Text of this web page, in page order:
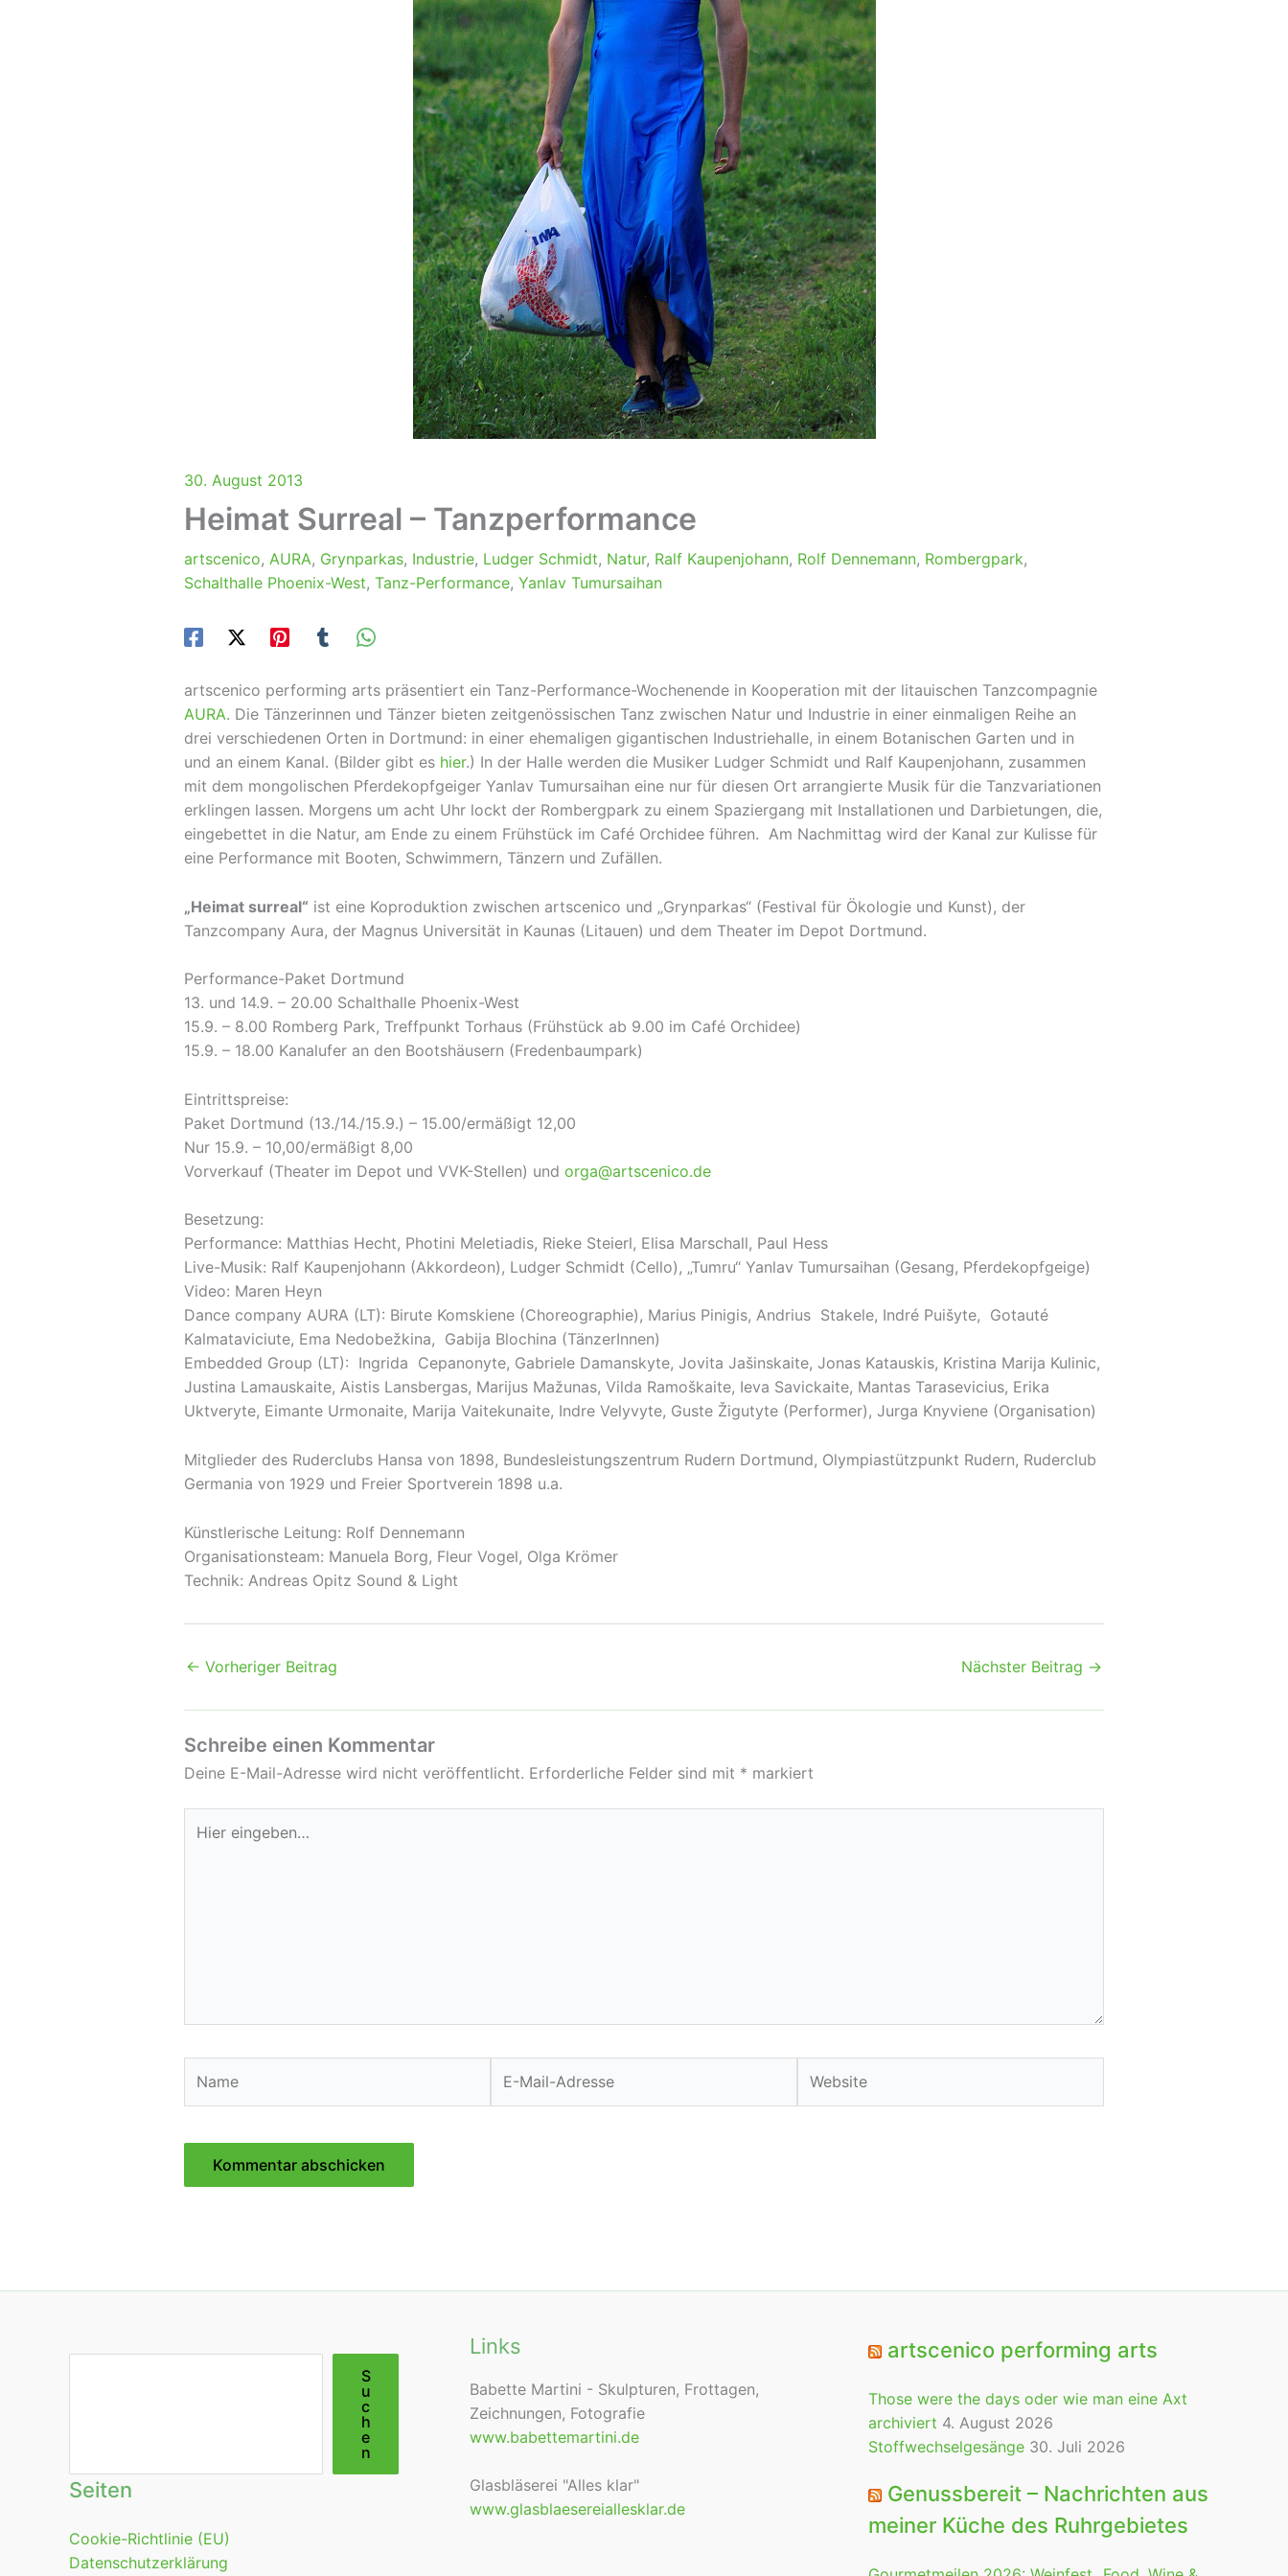
30. August 2013
Heimat Surreal – Tanzperformance
artscenico, AURA, Grynparkas, Industrie, Ludger Schmidt, Natur, Ralf Kaupenjohann, Rolf Dennemann, Rombergpark,
Schalthalle Phoenix-West, Tanz-Performance, Yanlav Tumursaihan
artscenico performing arts präsentiert ein Tanz-Performance-Wochenende in Kooperation mit der litauischen Tanzcompagnie
AURA. Die Tänzerinnen und Tänzer bieten zeitgenössischen Tanz zwischen Natur und Industrie in einer einmaligen Reihe an
drei verschiedenen Orten in Dortmund: in einer ehemaligen gigantischen Industriehalle, in einem Botanischen Garten und in
und an einem Kanal. (Bilder gibt es hier.) In der Halle werden die Musiker Ludger Schmidt und Ralf Kaupenjohann, zusammen
mit dem mongolischen Pferdekopfgeiger Yanlav Tumursaihan eine nur für diesen Ort arrangierte Musik für die Tanzvariationen
erklingen lassen. Morgens um acht Uhr lockt der Rombergpark zu einem Spaziergang mit Installationen und Darbietungen, die,
eingebettet in die Natur, am Ende zu einem Frühstück im Café Orchidee führen. Am Nachmittag wird der Kanal zur Kulisse für
eine Performance mit Booten, Schwimmern, Tänzern und Zufällen.
„Heimat surreal“ ist eine Koproduktion zwischen artscenico und „Grynparkas“ (Festival für Ökologie und Kunst), der
Tanzcompany Aura, der Magnus Universität in Kaunas (Litauen) und dem Theater im Depot Dortmund.
Performance-Paket Dortmund
13. und 14.9. – 20.00 Schalthalle Phoenix-West
15.9. – 8.00 Romberg Park, Treffpunkt Torhaus (Frühstück ab 9.00 im Café Orchidee)
15.9. – 18.00 Kanalufer an den Bootshäusern (Fredenbaumpark)
Eintrittspreise:
Paket Dortmund (13./14./15.9.) – 15.00/ermäßigt 12,00
Nur 15.9. – 10,00/ermäßigt 8,00
Vorverkauf (Theater im Depot und VVK-Stellen) und orga@artscenico.de
Besetzung:
Performance: Matthias Hecht, Photini Meletiadis, Rieke Steierl, Elisa Marschall, Paul Hess
Live-Musik: Ralf Kaupenjohann (Akkordeon), Ludger Schmidt (Cello), „Tumru“ Yanlav Tumursaihan (Gesang, Pferdekopfgeige)
Video: Maren Heyn
Dance company AURA (LT): Birute Komskiene (Choreographie), Marius Pinigis, Andrius Stakele, Indré Puišyte, Gotauté
Kalmataviciute, Ema Nedobežkina, Gabija Blochina (TänzerInnen)
Embedded Group (LT): Ingrida Cepanonyte, Gabriele Damanskyte, Jovita Jašinskaite, Jonas Katauskis, Kristina Marija Kulinic,
Justina Lamauskaite, Aistis Lansbergas, Marijus Mažunas, Vilda Ramoškaite, Ieva Savickaite, Mantas Tarasevicius, Erika
Uktveryte, Eimante Urmonaite, Marija Vaitekunaite, Indre Velyvyte, Guste Žigutyte (Performer), Jurga Knyviene (Organisation)
Mitglieder des Ruderclubs Hansa von 1898, Bundesleistungszentrum Rudern Dortmund, Olympiastützpunkt Rudern, Ruderclub
Germania von 1929 und Freier Sportverein 1898 u.a.
Künstlerische Leitung: Rolf Dennemann
Organisationsteam: Manuela Borg, Fleur Vogel, Olga Krömer
Technik: Andreas Opitz Sound & Light
← Vorheriger Beitrag Nächster Beitrag →
Schreibe einen Kommentar
Deine E-Mail-Adresse wird nicht veröffentlicht. Erforderliche Felder sind mit * markiert
eingeben…
Mail-
S
u
c
h
e
n
Seiten
Cookie-Richtlinie (EU)
Datenschutzerklärung
Links
Babette Martini - Skulpturen, Frottagen,
Zeichnungen, Fotografie
www.babettemartini.de
Glasbläserei "Alles klar"
www.glasblaesereiallesklar.de
artscenico performing arts
Those were the days oder wie man eine Axt
archiviert 4. August 2026
Stoffwechselgesänge 30. Juli 2026
Genussbereit – Nachrichten aus
meiner Küche des Ruhrgebietes